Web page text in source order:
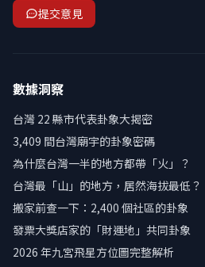
提交意見
數據洞察
台灣 22 縣市代表卦象大揭密
3,409 間台灣廟宇的卦象密碼
為什麼台灣一半的地方都帶「火」？
台灣最「山」的地方，居然海拔最低？
搬家前查一下：2,400 個社區的卦象
發票大獎店家的「財運地」共同卦象
2026 年九宮飛星方位圖完整解析